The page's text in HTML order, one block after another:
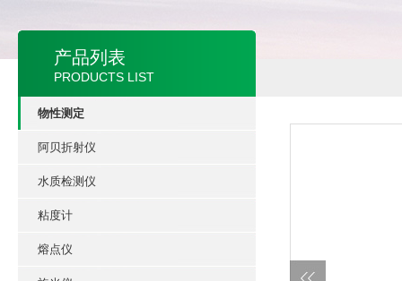
产品列表
PRODUCTS LIST
物性测定
阿贝折射仪
水质检测仪
粘度计
熔点仪